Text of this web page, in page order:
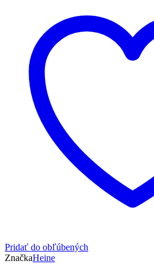
Pridať do obľúbených
ZnačkaHeine